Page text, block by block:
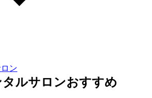
ン
タルサロンおすすめ